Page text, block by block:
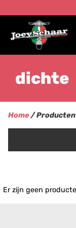
dichte
Home/ Producten
Er zijn geen